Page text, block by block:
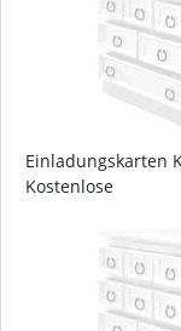
Einladungskarten
Kostenlose